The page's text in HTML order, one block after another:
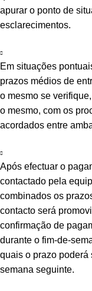
apurar o ponto de
esclarecimentos.
Em situações
prazos médios de
o mesmo se
o mesmo, com os
acordados entre
Após efectuar o
contactado pela
combinados os
contacto será
confirmação de
durante o fim-de-
quais o prazo poderá
semana seguinte.